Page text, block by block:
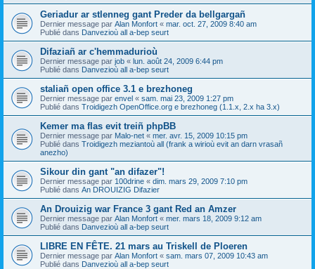
Geriadur ar stlenneg gant Preder da bellgargañ
Dernier message par Alan Monfort « mar. oct. 27, 2009 8:40 am
Publié dans Danvezioù all a-bep seurt
Difaziañ ar c'hemmadurioù
Dernier message par job « lun. août 24, 2009 6:44 pm
Publié dans Danvezioù all a-bep seurt
staliañ open office 3.1 e brezhoneg
Dernier message par envel « sam. mai 23, 2009 1:27 pm
Publié dans Troidigezh OpenOffice.org e brezhoneg (1.1.x, 2.x ha 3.x)
Kemer ma flas evit treiñ phpBB
Dernier message par Malo-net « mer. avr. 15, 2009 10:15 pm
Publié dans Troidigezh meziantoù all (frank a wirioù evit an darn vrasañ
anezho)
Sikour din gant "an difazer"!
Dernier message par 100drine « dim. mars 29, 2009 7:10 pm
Publié dans An DROUIZIG Difazier
An Drouizig war France 3 gant Red an Amzer
Dernier message par Alan Monfort « mer. mars 18, 2009 9:12 am
Publié dans Danvezioù all a-bep seurt
LIBRE EN FÊTE. 21 mars au Triskell de Ploeren
Dernier message par Alan Monfort « sam. mars 07, 2009 10:43 am
Publié dans Danvezioù all a-bep seurt